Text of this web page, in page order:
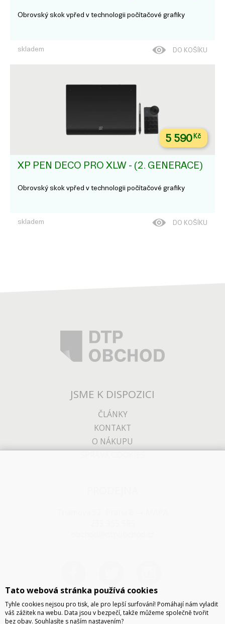
Obrovský skok vpřed v technologii počítačové grafiky
skladem DO KOŠÍKU
5 590Kč
XP PEN DECO PRO XLW - (2. GENERACE)
Obrovský skok vpřed v technologii počítačové grafiky
skladem DO KOŠÍKU
JSME K DISPOZICI
ČLÁNKY
KONTAKT
O NÁKUPU
NEWSLETTER
Tato webová stránka používá cookies
Tyhle cookies nejsou pro tisk, ale pro lepší surfování! Pomáhají nám vyladit
váš zážitek na webu. Data jsou v bezpečí, takže můžeme společně tvořit
bez obav. Souhlasíte s naším nastavením?